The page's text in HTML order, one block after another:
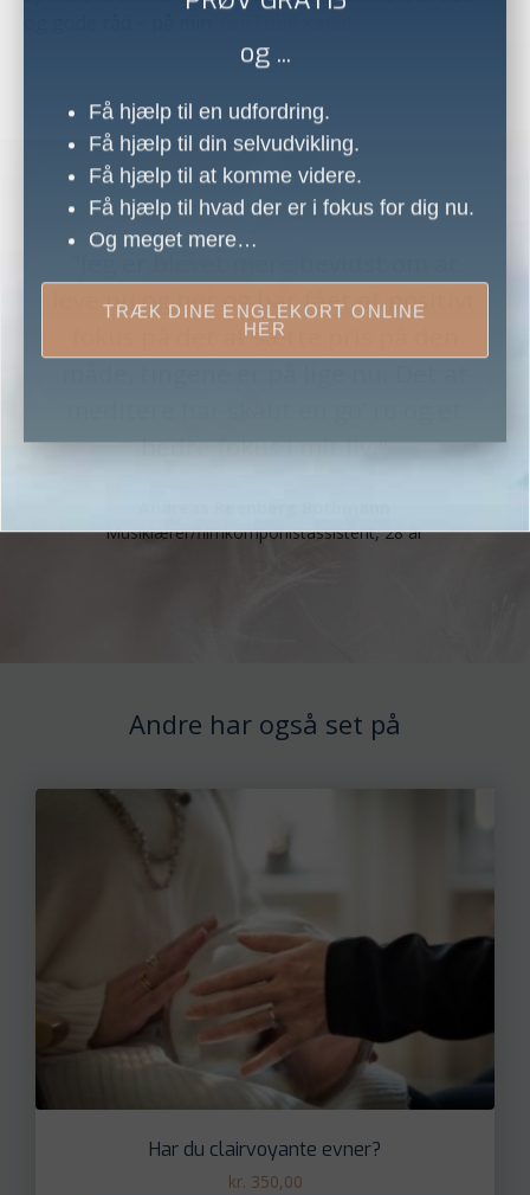
"Jeg er blevet mere bevidst om at
leve nu og her og har fået et positivt
fokus på det at sætte pris på den
bedre fokus i mit liv."
Musiklærer/filmkomponistassistent, 28 år
Andre har også set på
Har du clairvoyante evner?
kr. 350,00
ENGLEKORT ONLINE
PRØV GRATIS
og ...
Få hjælp til en udfordring.
Få hjælp til hvad der er i fokus for dig nu.
Og meget mere…
TRÆK DINE ENGLEKORT ONLINE